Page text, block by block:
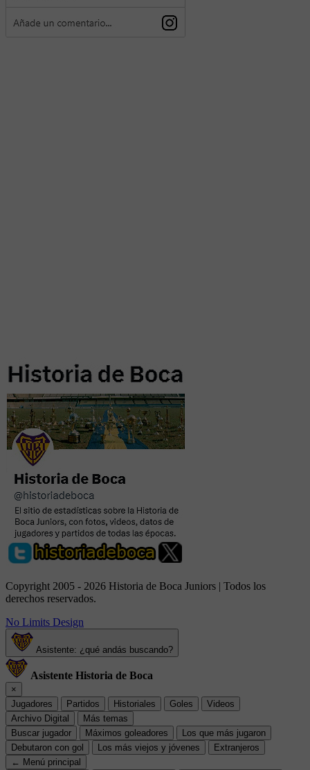
Copyright 2005 - 2026 Historia de Boca Juniors | Todos los
derechos reservados.
No Limits Design
Asistente: ¿qué andás buscando?
Asistente Historia de Boca
×
Jugadores
Partidos Historiales Goles
Videos
Archivo Digital
Más temas
Buscar jugador
Máximos goleadores
Los que más jugaron
Debutaron con gol
Los más viejos y jóvenes
Extranjeros
← Menú principal